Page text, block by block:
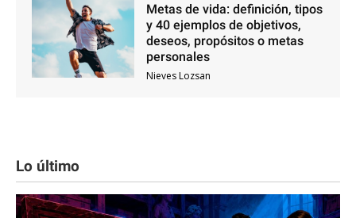
Metas de vida: definición, tipos
y 40 ejemplos de objetivos,
deseos, propósitos o metas
personales
Nieves Lozsan
Lo último